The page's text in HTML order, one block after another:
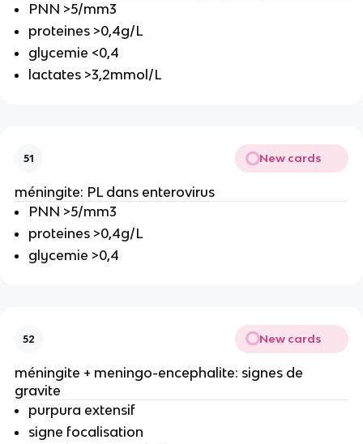
PNN >5/mm3
proteines >0,4g/L
glycemie <0,4
lactates >3,2mmol/L
51 New cards
méningite: PL dans enterovirus
PNN >5/mm3
proteines >0,4g/L
glycemie >0,4
52 New cards
méningite + meningo-encephalite: signes de
gravite
purpura extensif
signe focalisation